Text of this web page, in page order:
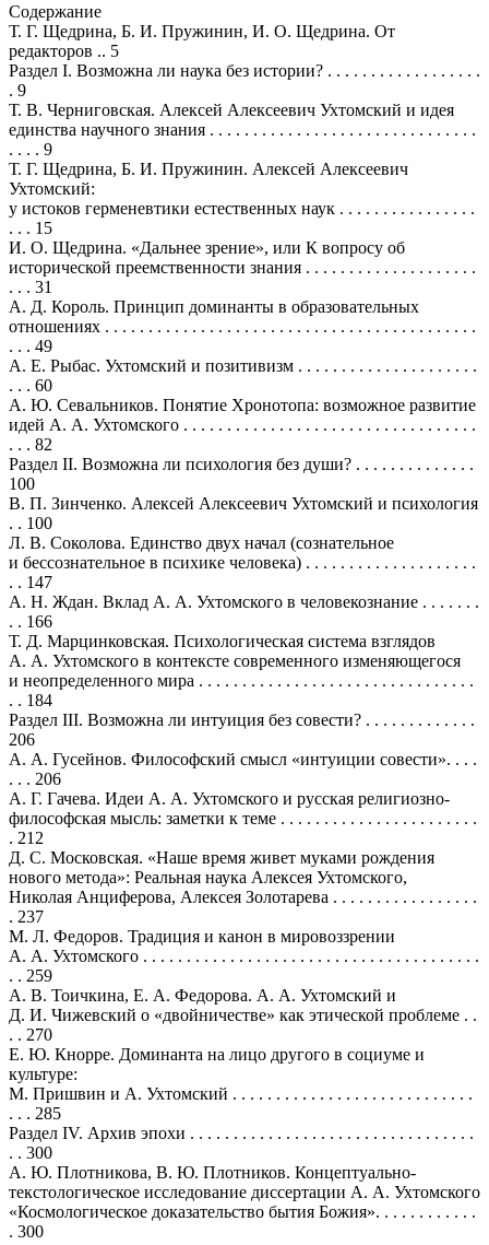
Содержание
Т. Г. Щедрина, Б. И. Пружинин, И. О. Щедрина. От
редакторов .. 5
Раздел I. Возможна ли наука без истории? . . . . . . . . . . . . . . . . . .
. 9
Т. В. Черниговская. Алексей Алексеевич Ухтомский и идея
единства научного знания . . . . . . . . . . . . . . . . . . . . . . . . . . . . . . .
. . . . 9
Т. Г. Щедрина, Б. И. Пружинин. Алексей Алексеевич
Ухтомский:
у истоков герменевтики естественных наук . . . . . . . . . . . . . . . .
. . . 15
И. О. Щедрина. «Дальнее зрение», или К вопросу об
исторической преемственности знания . . . . . . . . . . . . . . . . . . . .
. . . 31
А. Д. Король. Принцип доминанты в образовательных
отношениях . . . . . . . . . . . . . . . . . . . . . . . . . . . . . . . . . . . . . . . . . . .
. . . 49
А. Е. Рыбас. Ухтомский и позитивизм . . . . . . . . . . . . . . . . . . . . .
. . . 60
А. Ю. Севальников. Понятие Хронотопа: возможное развитие
идей А. А. Ухтомского . . . . . . . . . . . . . . . . . . . . . . . . . . . . . . . . . .
. . . 82
Раздел II. Возможна ли психология без души? . . . . . . . . . . . . . .
100
В. П. Зинченко. Алексей Алексеевич Ухтомский и психология
. . 100
Л. В. Соколова. Единство двух начал (сознательное
и бессознательное в психике человека) . . . . . . . . . . . . . . . . . . . .
. . 147
А. Н. Ждан. Вклад А. А. Ухтомского в человекознание . . . . . . .
. . 166
Т. Д. Марцинковская. Психологическая система взглядов
А. А. Ухтомского в контексте современного изменяющегося
и неопределенного мира . . . . . . . . . . . . . . . . . . . . . . . . . . . . . . . .
. . 184
Раздел III. Возможна ли интуиция без совести? . . . . . . . . . . . . .
206
А. А. Гусейнов. Философский смысл «интуиции совести». . . .
. . . 206
А. Г. Гачева. Идеи А. А. Ухтомского и русская религиозно-
философская мысль: заметки к теме . . . . . . . . . . . . . . . . . . . . . . .
. 212
Д. С. Московская. «Наше время живет муками рождения
нового метода»: Реальная наука Алексея Ухтомского,
Николая Анциферова, Алексея Золотарева . . . . . . . . . . . . . . . . .
. 237
М. Л. Федоров. Традиция и канон в мировоззрении
А. А. Ухтомского . . . . . . . . . . . . . . . . . . . . . . . . . . . . . . . . . . . . . . .
. . 259
А. В. Тоичкина, Е. А. Федорова. А. А. Ухтомский и
Д. И. Чижевский о «двойничестве» как этической проблеме . .
. . 270
Е. Ю. Кнорре. Доминанта на лицо другого в социуме и
культуре:
М. Пришвин и А. Ухтомский . . . . . . . . . . . . . . . . . . . . . . . . . . . .
. . . 285
Раздел IV. Архив эпохи . . . . . . . . . . . . . . . . . . . . . . . . . . . . . . . . .
. . 300
А. Ю. Плотникова, В. Ю. Плотников. Концептуально-
текстологическое исследование диссертации А. А. Ухтомского
«Космологическое доказательство бытия Божия». . . . . . . . . . . .
. 300